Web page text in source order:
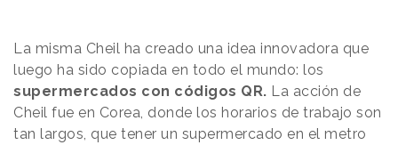
La misma Cheil ha creado una idea innovadora que
luego ha sido copiada en todo el mundo: los
supermercados con códigos QR. La acción de
Cheil fue en Corea, donde los horarios de trabajo son
tan largos, que tener un supermercado en el metro